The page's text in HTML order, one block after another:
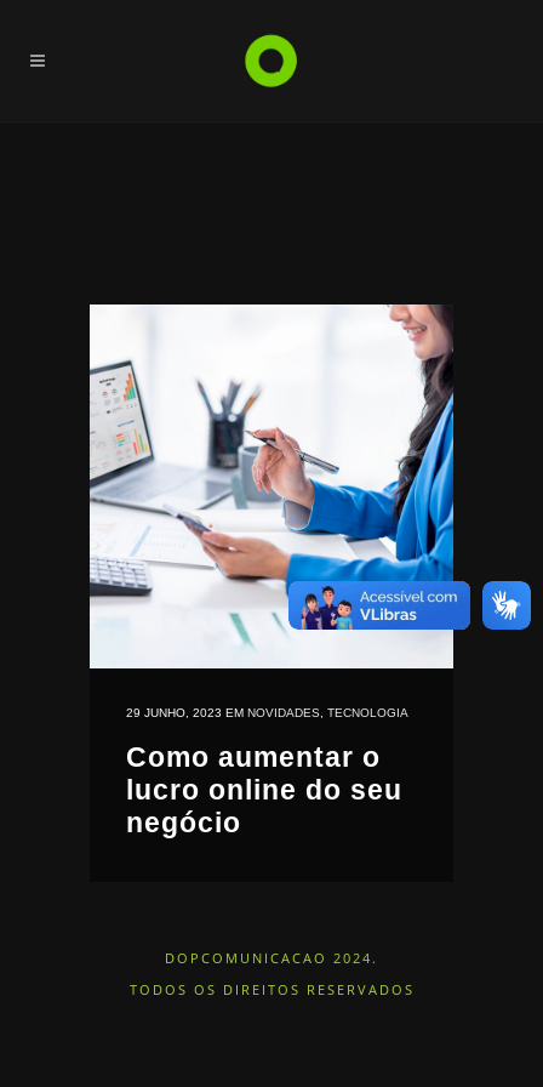
29 JUNHO, 2023 EM NOVIDADES TECNOLOGIA
Como aumentar o
lucro online do seu
negócio
DOPCOMUNICACAO 2024.
TODOS OS DIREITOS RESERVADOS